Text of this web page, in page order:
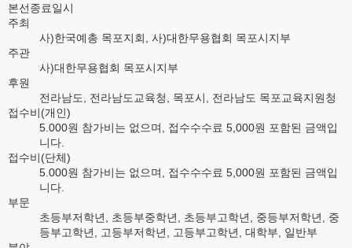
본선종료일시
주최
사)한국예총 목포지회, 사)대한무용협회 목포시지부
주관
사)대한무용협회 목포시지부
후원
전라남도, 전라남도교육청, 목포시, 전라남도 목포교육지원청
접수비(개인)
5.000원 참가비는 없으며, 접수수수료 5,000원 포함된 금액입
니다.
접수비(단체)
5.000원 참가비는 없으며, 접수수수료 5,000원 포함된 금액입
니다.
부문
초등부저학년, 초등부중학년, 초등부고학년, 중등부저학년, 중
등부고학년, 고등부저학년, 고등부고학년, 대학부, 일반부